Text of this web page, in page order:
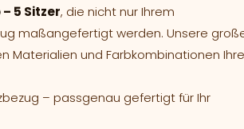
5 Sitzer, die nicht nur Ihrem
maßangefertigt werden. Unsere
Materialien und Farbkombinationen Ihre
– passgenau gefertigt für Ihr